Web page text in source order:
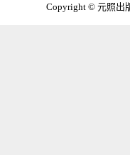
Copyright © 元照出